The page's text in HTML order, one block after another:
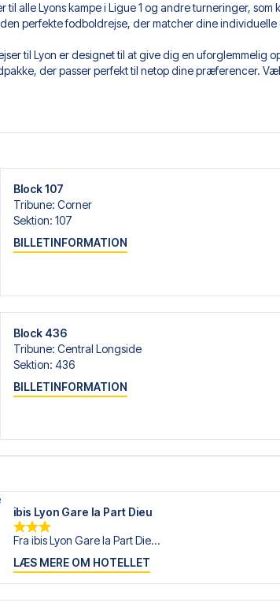
til alle Lyons kampe i Ligue 1 og andre turneringer, som
perfekte fodboldrejse, der matcher dine individuelle
til Lyon er designet til at give dig en uforglemmelig
der passer perfekt til netop dine præferencer.
billet, er en billet, hvor der er mere inkluderet
rejsedokumenter.
hoteller i Lyon, der passer til enhver smag og
boutiquehoteller og prisvenlige
beliggenhed, komfort og pris. Det eneste du skal
et specifikt hotel, som vi ikke tilbyder, så kontakt os,
både med og uden fly, så du selv kan vælge at stå for
sammen med dine rejsedokumenter, så du kan
service
højeste prioritet. Vi sørger for en problemfri
personlig service både før og under rejsen. Vi er
til at bestille rejsen.
Block 107
Tribune: Corner
Sektion: 107
BILLETINFORMATION
Block 436
Tribune: Central Longside
Sektion: 436
BILLETINFORMATION
ibis Lyon Gare la Part Dieu
Fra ibis Lyon Gare la Part Die...
LÆS MERE OM HOTELLET